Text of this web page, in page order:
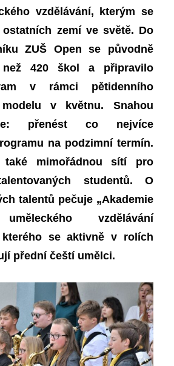
vzdělávání, kterým se
zemí ve světě. Do
ZUŠ Open se původně
420 škol a připravilo
v rámci pětidenního
modelu v květnu. Snahou
přenést co nejvíce
na podzimní termín.
také mimořádnou sítí pro
studentů. O
talentů pečuje „Akademie
vzdělávání
kterého se aktivně v rolích
přední čeští umělci.